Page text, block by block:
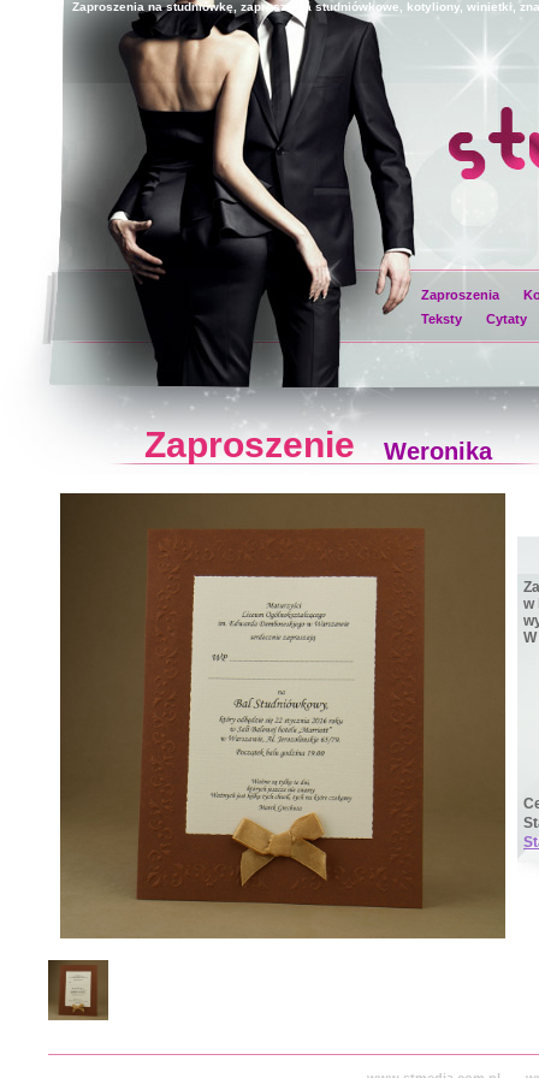
Zaproszenia na studniówkę, zaproszenia studniówkowe, kotyliony, winietki,
Zaproszenia
Teksty
Cytaty
ZaproszenieWeronika
w